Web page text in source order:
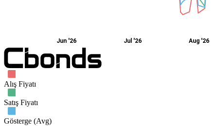
Jun '26 Jul '26 Aug '26
Alış Fiyatı
Satış Fiyatı
Gösterge (Avg)